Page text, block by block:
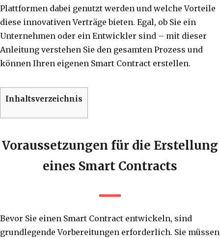
Plattformen dabei genutzt werden und welche Vorteile
diese innovativen Verträge bieten. Egal, ob Sie ein
Unternehmen oder ein Entwickler sind – mit dieser
Anleitung verstehen Sie den gesamten Prozess und
können Ihren eigenen Smart Contract erstellen.
Inhaltsverzeichnis
Voraussetzungen für die Erstellung
eines Smart Contracts
Bevor Sie einen Smart Contract entwickeln, sind
grundlegende Vorbereitungen erforderlich. Sie müssen